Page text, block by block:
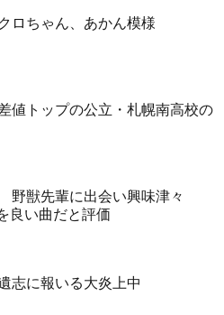
ロちゃん、あかん模様
値トップの公立・札幌南高校の
野獣先輩に出会い興味津々
良い曲だと評価
志に報いる大炎上中